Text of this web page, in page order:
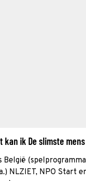
kan ik De slimste
België
NLZIET, NPO Start